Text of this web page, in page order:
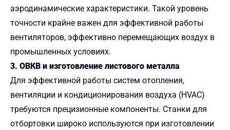
аэродинамические характеристики. Такой уровень
точности крайне важен для эффективной работы
вентиляторов, эффективно перемещающих воздух в
промышленных условиях.
3. ОВКВ и изготовление листового металла
Для эффективной работы систем отопления,
вентиляции и кондиционирования воздуха (HVAC)
требуются прецизионные компоненты. Станки для
отбортовки широко используются при изготовлении